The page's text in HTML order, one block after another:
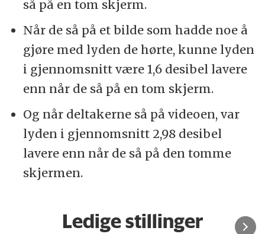
så på en tom skjerm.
Når de så på et bilde som hadde noe å
gjøre med lyden de hørte, kunne lyden
i gjennomsnitt være 1,6 desibel lavere
enn når de så på en tom skjerm.
Og når deltakerne så på videoen, var
lyden i gjennomsnitt 2,98 desibel
lavere enn når de så på den tomme
skjermen.
Ledige stillinger